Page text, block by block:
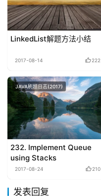
LinkedList解题方法小结
2017-08-14 222
JAVA刷题日志(2017)
232. Implement Queue
using Stacks
2017-08-24 210
发表回复